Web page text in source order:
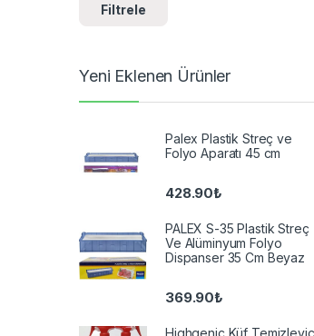
Filtrele
Yeni Eklenen Ürünler
Palex Plastik Streç ve
Folyo Aparatı 45 cm
428.90₺
PALEX S-35 Plastik Streç
Ve Alüminyum Folyo
Dispanser 35 Cm Beyaz
369.90₺